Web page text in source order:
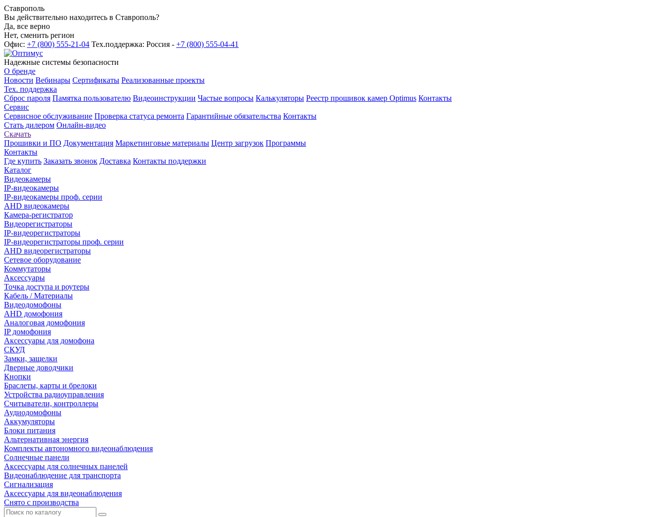
Ставрополь
Вы действительно находитесь в Ставрополь?
Да, все верно
Нет, сменить регион
Офис: +7 (800) 555-21-04 Тех.поддержка: Россия - +7 (800) 555-04-41
Надежные системы безопасности
О бренде
Новости Вебинары Сертификаты Реализованные проекты
Тех. поддержка
Сброс пароля Памятка пользователю Видеоинструкции Частые вопросы Калькуляторы Реестр прошивок камер Optimus Контакты
Сервис
Сервисное обслуживание Проверка статуса ремонта Гарантийные обязательства Контакты
Стать дилером Онлайн-видео
Скачать
Прошивки и ПО Документация Маркетинговые материалы Центр загрузок Программы
Контакты
Где купить Заказать звонок Доставка Контакты поддержки
Каталог
Видеокамеры
IP-видеокамеры
IP-видеокамеры проф. серии
AHD видеокамеры
Камера-регистратор
Видеорегистраторы
IP-видеорегистраторы
IP-видеорегистраторы проф. серии
AHD видеорегистраторы
Сетевое оборудование
Коммутаторы
Аксессуары
Точка доступа и роутеры
Кабель / Материалы
Видеодомофоны
AHD домофония
Аналоговая домофония
IP домофония
Аксессуары для домофона
СКУД
Замки, защелки
Дверные доводчики
Кнопки
Браслеты, карты и брелоки
Устройства радиоуправления
Считыватели, контроллеры
Аудиодомофоны
Аккумуляторы
Блоки питания
Альтернативная энергия
Комплекты автономного видеонаблюдения
Солнечные панели
Аксессуары для солнечных панелей
Видеонаблюдение для транспорта
Сигнализация
Аксессуары для видеонаблюдения
Снято с производства